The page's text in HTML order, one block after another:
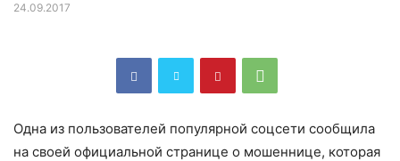
24.09.2017
Одна из пользователей популярной соцсети сообщила
на своей официальной странице о мошеннице, которая